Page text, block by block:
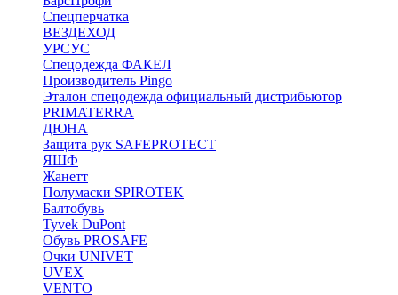
Спецперчатка
ВЕЗДЕХОД
УРСУС
Спецодежда ФАКЕЛ
Производитель Pingo
Эталон спецодежда официальный дистрибьютор
PRIMATERRA
ДЮНА
Защита рук SAFEPROTECT
ЯШФ
Жанетт
Полумаски SPIROTEK
Балтобувь
Tyvek DuPont
Обувь PROSAFE
Очки UNIVET
UVEX
VENTO